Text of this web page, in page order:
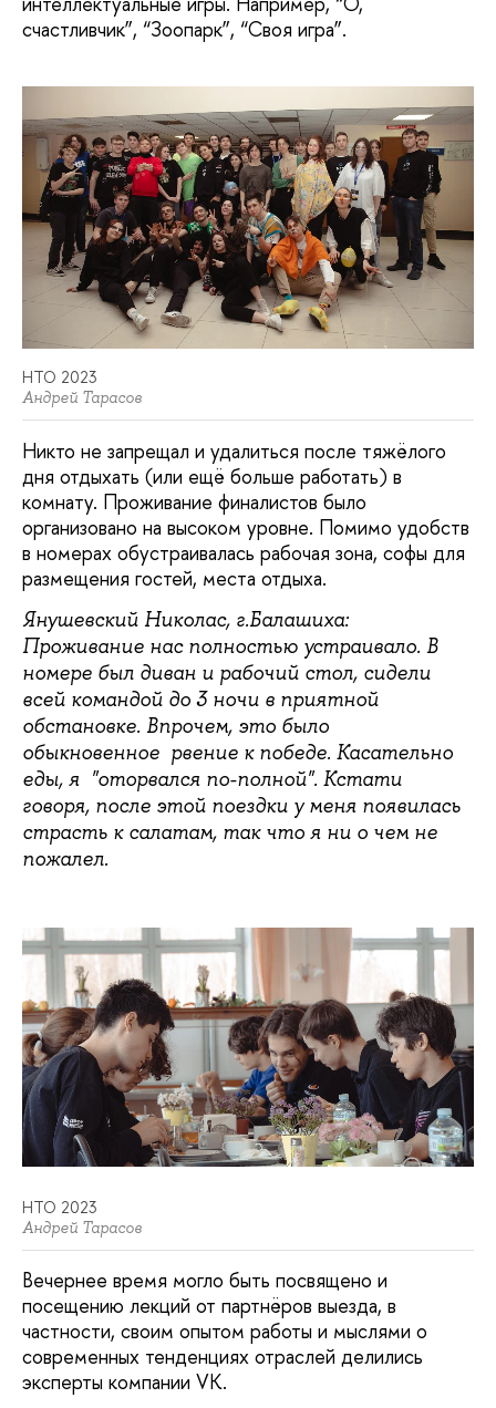
счастливчик”, “Зоопарк”, “Своя игра”.
НТО 2023
Андрей Тарасов
Никто не запрещал и удалиться после тяжёлого
дня отдыхать (или ещё больше работать) в
комнату. Проживание финалистов было
организовано на высоком уровне. Помимо удобств
в номерах обустраивалась рабочая зона, софы для
размещения гостей, места отдыха.
Янушевский Николас, г.Балашиха:
Проживание нас полностью устраивало. В
номере был диван и рабочий стол, сидели
всей командой до 3 ночи в приятной
обстановке. Впрочем, это было
обыкновенное рвение к победе. Касательно
еды, я "оторвался по-полной". Кстати
говоря, после этой поездки у меня появилась
страсть к салатам, так что я ни о чем не
пожалел.
НТО 2023
Андрей Тарасов
Вечернее время могло быть посвящено и
посещению лекций от партнёров выезда, в
частности, своим опытом работы и мыслями о
современных тенденциях отраслей делились
эксперты компании VK.